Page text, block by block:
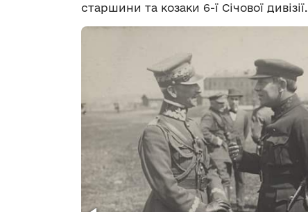
старшини та козаки 6-ї Січової дивізії.